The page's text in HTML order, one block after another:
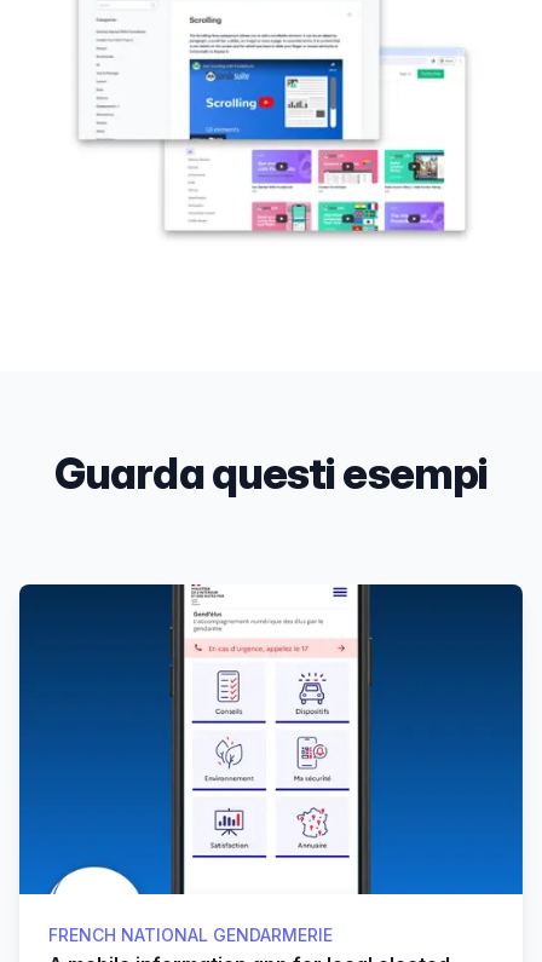
Guarda questi esempi
Products
FRENCH NATIONAL GENDARMERIE